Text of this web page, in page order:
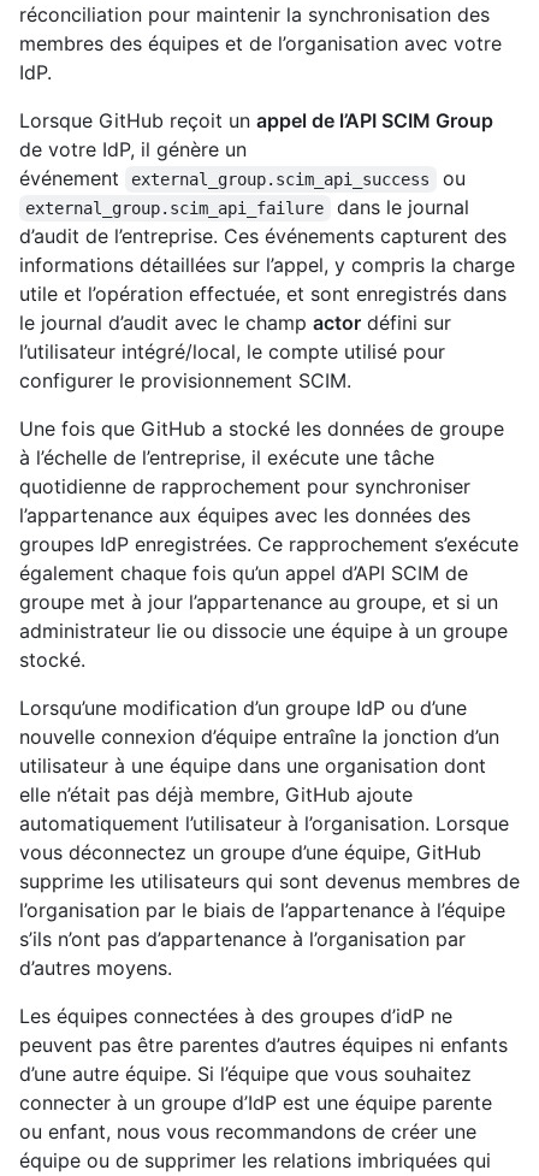
réconciliation pour maintenir la synchronisation des
membres des équipes et de l’organisation avec votre
IdP.
Lorsque GitHub reçoit un appel de l’API SCIM Group
de votre IdP, il génère un
événement
external_group.scim_api_success ou
external_group.scim_api_failure
dans le journal
d’audit de l’entreprise. Ces événements capturent des
informations détaillées sur l’appel, y compris la charge
utile et l’opération effectuée, et sont enregistrés dans
le journal d’audit avec le champ actor défini sur
l’utilisateur intégré/local, le compte utilisé pour
configurer le provisionnement SCIM.
Une fois que GitHub a stocké les données de groupe
à l’échelle de l’entreprise, il exécute une tâche
quotidienne de rapprochement pour synchroniser
l’appartenance aux équipes avec les données des
groupes IdP enregistrées. Ce rapprochement s’exécute
également chaque fois qu’un appel d’API SCIM de
groupe met à jour l’appartenance au groupe, et si un
administrateur lie ou dissocie une équipe à un groupe
stocké.
Lorsqu’une modification d’un groupe IdP ou d’une
nouvelle connexion d’équipe entraîne la jonction d’un
utilisateur à une équipe dans une organisation dont
elle n’était pas déjà membre, GitHub ajoute
automatiquement l’utilisateur à l’organisation. Lorsque
vous déconnectez un groupe d’une équipe, GitHub
supprime les utilisateurs qui sont devenus membres de
l’organisation par le biais de l’appartenance à l’équipe
s’ils n’ont pas d’appartenance à l’organisation par
d’autres moyens.
Les équipes connectées à des groupes d’idP ne
peuvent pas être parentes d’autres équipes ni enfants
d’une autre équipe. Si l’équipe que vous souhaitez
connecter à un groupe d’IdP est une équipe parente
ou enfant, nous vous recommandons de créer une
équipe ou de supprimer les relations imbriquées qui